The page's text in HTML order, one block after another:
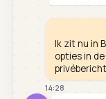
Ik zit nu in
opties in
14:28